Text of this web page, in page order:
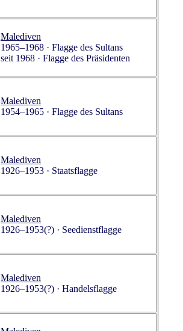
Malediven
1965–1968 · Flagge des Sultans
seit 1968 · Flagge des Präsidenten
Malediven
1954–1965 · Flagge des Sultans
Malediven
1926–1953 · Staatsflagge
Malediven
1926–1953(?) · Seedienstflagge
Malediven
1926–1953(?) · Handelsflagge